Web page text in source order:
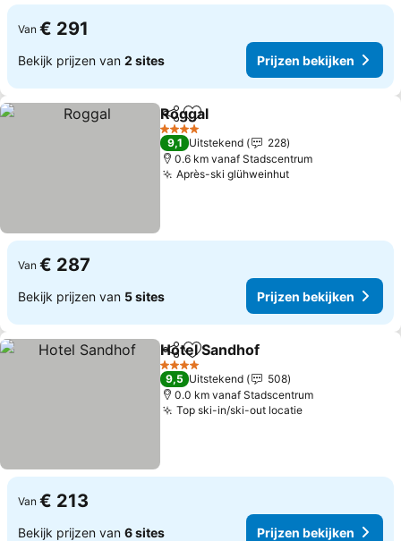
Van € 291
Bekijk prijzen van 2 sites Prijzen bekijken
DelenToevoegen aan favorieten
Roggal
4 Sterren
9,1 Uitstekend
228
0.6 km vanaf Stadscentrum
Après-ski glühweinhut
Van € 287
Bekijk prijzen van 5 sites Prijzen bekijken
DelenToevoegen aan favorieten
Hotel Sandhof
4 Sterren
9,5 Uitstekend
508
0.0 km vanaf Stadscentrum
Top ski-in/ski-out locatie
Van € 213
Bekijk prijzen van 6 sites Prijzen bekijken